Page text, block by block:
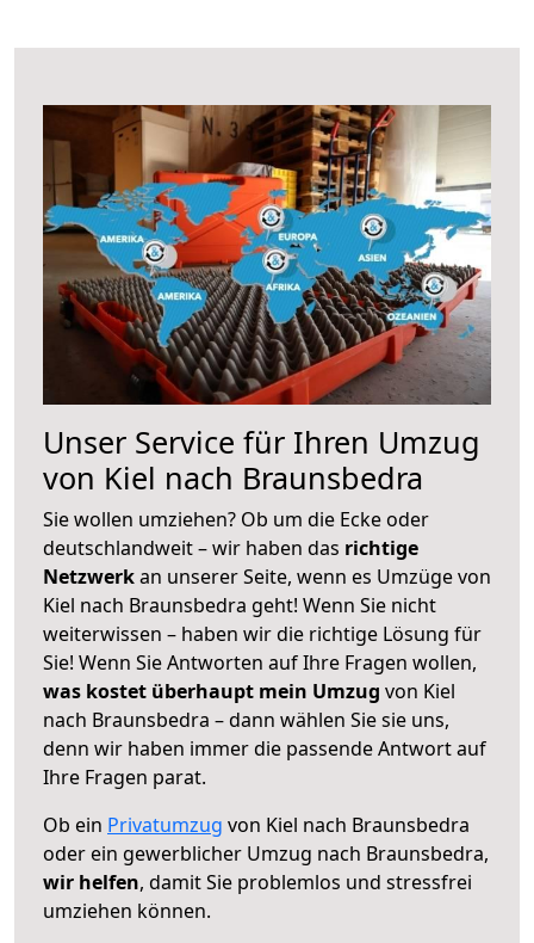
Unser Service für Ihren Umzug
von Kiel nach Braunsbedra
Sie wollen umziehen? Ob um die Ecke oder
deutschlandweit – wir haben das richtige
Netzwerkan unserer Seite, wenn es Umzüge von
Kiel nach Braunsbedra geht! Wenn Sie nicht
weiterwissen – haben wir die richtige Lösung für
Sie! Wenn Sie Antworten auf Ihre Fragen wollen,
was kostet überhaupt mein Umzug von Kiel
nach Braunsbedra – dann wählen Sie sie uns,
denn wir haben immer die passende Antwort auf
Ihre Fragen parat.
Ob ein Privatumzug von Kiel nach Braunsbedra
oder ein gewerblicher Umzug nach Braunsbedra,
wir helfen, damit Sie problemlos und stressfrei
umziehen können.